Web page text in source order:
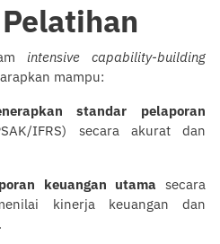
intensive capability-building
mampu:
standar pelaporan
IFRS) secara akurat dan
keuangan utama secara
kinerja keuangan dan